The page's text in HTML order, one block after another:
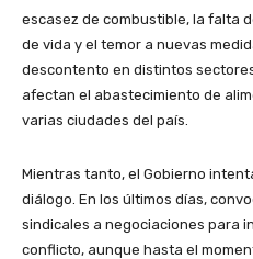
escasez de combustible, la falta
de vida y el temor a nuevas
descontento en distintos
afectan el abastecimiento de
varias ciudades del país.
Mientras tanto, el Gobierno
diálogo. En los últimos días,
sindicales a negociaciones para
conflicto, aunque hasta el